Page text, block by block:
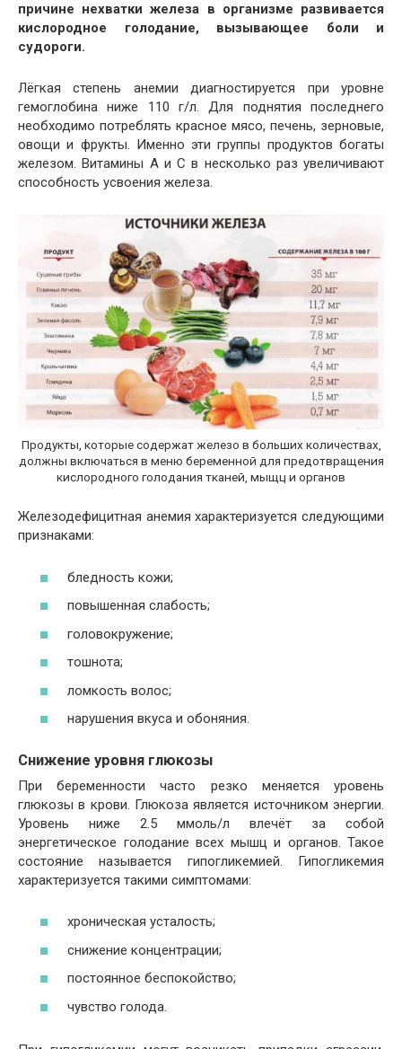
причине нехватки железа в организме развивается
кислородное голодание, вызывающее боли и
судороги.
Лёгкая степень анемии диагностируется при уровне
гемоглобина ниже 110 г/л. Для поднятия последнего
необходимо потреблять красное мясо, печень, зерновые,
овощи и фрукты. Именно эти группы продуктов богаты
железом. Витамины А и С в несколько раз увеличивают
способность усвоения железа.
Продукты, которые содержат железо в больших количествах,
должны включаться в меню беременной для предотвращения
кислородного голодания тканей, мыщц и органов
Железодефицитная анемия характеризуется следующими
признаками:
бледность кожи;
повышенная слабость;
головокружение;
тошнота;
ломкость волос;
нарушения вкуса и обоняния.
Снижение уровня глюкозы
При беременности часто резко меняется уровень
глюкозы в крови. Глюкоза является источником энергии.
Уровень ниже 2.5 ммоль/л влечёт за собой
энергетическое голодание всех мышц и органов. Такое
состояние называется гипогликемией. Гипогликемия
характеризуется такими симптомами:
хроническая усталость;
снижение концентрации;
постоянное беспокойство;
чувство голода.